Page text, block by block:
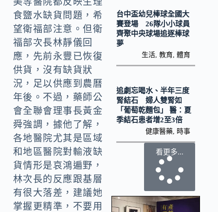
食鹽水缺貨問題，希
望衛福部注意。但衛
福部次長林靜儀回
應，先前永豐已恢復
供貨，沒有缺貨狀
況，足以供應到農曆
年後。不過，藥師公
會全聯會理事長黃金
舜強調，據他了解，
各地醫院尤其是區域
和地區醫院對輸液缺
貨情形是哀鴻遍野，
林次長的反應跟基層
有很大落差，建議她
掌握更精準，不要用
台中盃幼兒棒球全國大
賽登場 26隊小小球員
齊聚中央球場追逐棒球
夢
生活 ,教育 ,體育
追劇忘喝水、半年三度
腎結石 婦人雙腎如
「葡萄乾麵包」 醫：夏
季結石患者增2至3倍
健康醫藥 時事
看更多...